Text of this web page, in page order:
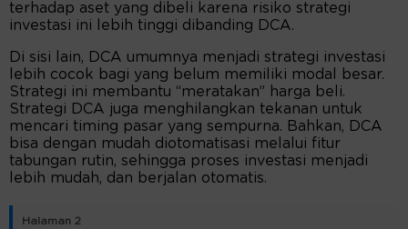
terhadap aset yang dibeli karena risiko strategi
investasi ini lebih tinggi dibanding DCA.
Di sisi lain, DCA umumnya menjadi strategi investasi
lebih cocok bagi yang belum memiliki modal besar.
Strategi ini membantu “meratakan” harga beli.
Strategi DCA juga menghilangkan tekanan untuk
mencari timing pasar yang sempurna. Bahkan, DCA
bisa dengan mudah diotomatisasi melalui fitur
tabungan rutin, sehingga proses investasi menjadi
lebih mudah, dan berjalan otomatis.
Halaman 2